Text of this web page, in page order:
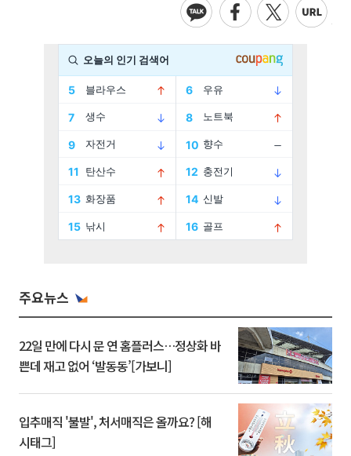
주요뉴스
22일 만에 다시 문 연 홈플러스…정상화 바
쁜데 재고 없어 ‘발동동’[가보니]
입추매직 '불발', 처서매직은 올까요? [해
시태그]